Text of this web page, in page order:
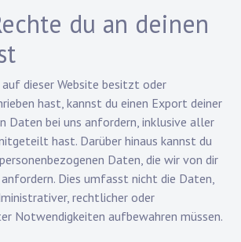
du an deinen
dieser Website besitzt oder
hast, kannst du einen Export deiner
Daten bei uns anfordern, inklusive aller
hast. Darüber hinaus kannst du
Daten, die wir von dir
Dies umfasst nicht die Daten,
rechtlicher oder
Notwendigkeiten aufbewahren müssen.